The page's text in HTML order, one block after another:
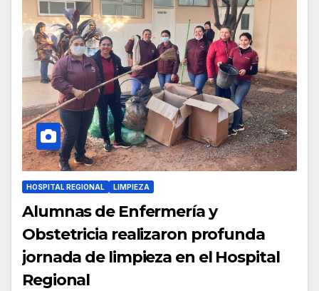
HOSPITAL REGIONAL LIMPIEZA
Alumnas de Enfermería y
Obstetricia realizaron profunda
jornada de limpieza en el Hospital
Regional